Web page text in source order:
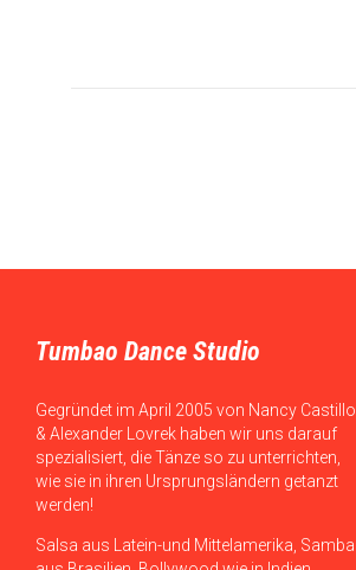
Tumbao Dance Studio
Gegründet im April 2005 von Nancy Castillo
& Alexander Lovrek haben wir uns darauf
spezialisiert, die Tänze so zu unterrichten,
wie sie in ihren Ursprungsländern getanzt
werden!
Salsa aus Latein-und Mittelamerika, Samba